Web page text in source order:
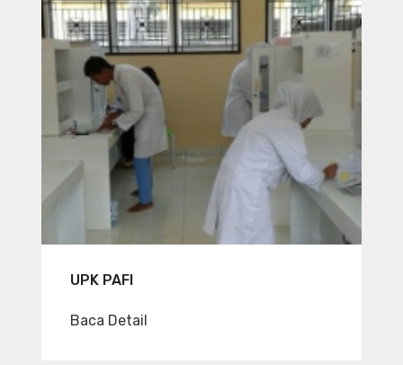
UPK PAFI
Baca Detail